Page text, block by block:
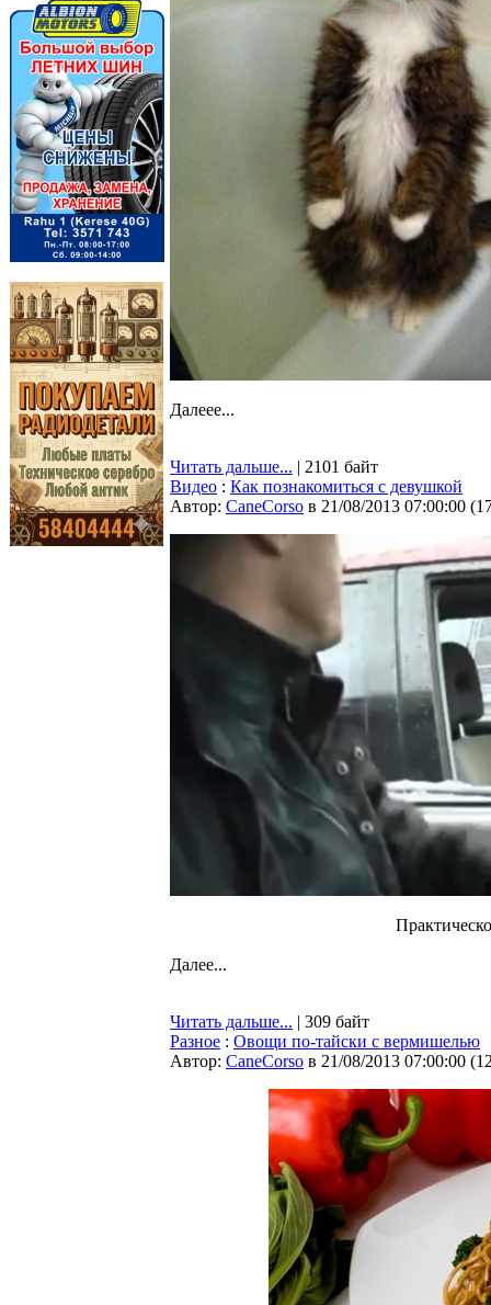
Далеее...
Читать дальше... | 2101 байт
Видео : Как познакомиться с девушкой
Автор: CaneCorso в 21/08/2013 07:00:00 (
Далее...
Читать дальше... | 309 байт
Разное : Овощи по‑тайски с вермишелью
Автор: CaneCorso в 21/08/2013 07:00:00 (